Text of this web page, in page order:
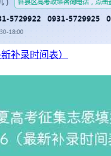
补录时间表）